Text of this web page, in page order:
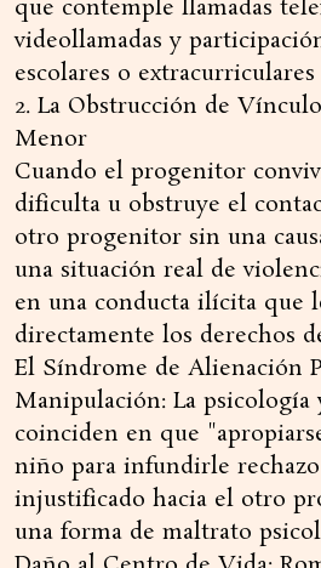
que contemple llamadas
videollamadas y
escolares o
2. La Obstrucción de
Menor
Cuando el progenitor
dificulta u obstruye el
otro progenitor sin una
una situación real de
en una conducta ilícita que
directamente los derechos
El Síndrome de Alienación
Manipulación: La
coinciden en que
niño para infundirle
injustificado hacia el otro
una forma de maltrato